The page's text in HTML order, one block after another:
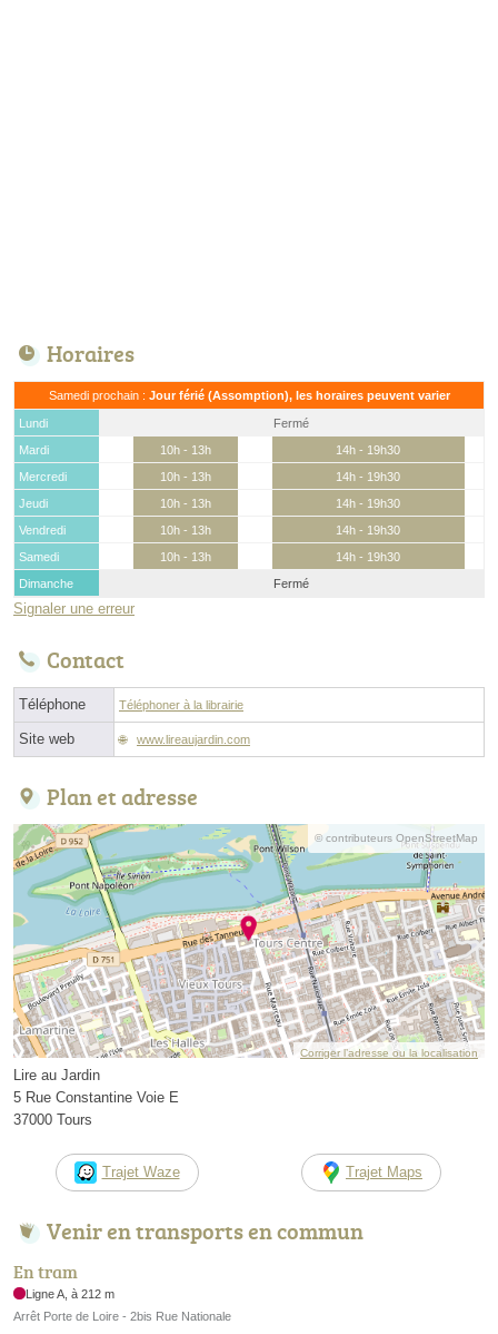
Horaires
Samedi prochain : Jour férié (Assomption), les horaires peuvent varier
Lundi
Fermé
Mardi
10h - 13h
14h - 19h30
Mercredi
10h - 13h
14h - 19h30
Jeudi
10h - 13h
14h - 19h30
Vendredi
10h - 13h
14h - 19h30
Samedi
10h - 13h
14h - 19h30
Dimanche
Fermé
Signaler une erreur
Contact
Téléphone Téléphoner à la librairie
Site web www.lireaujardin.com
Plan et adresse
© contributeurs OpenStreetMap
Corriger l’adresse ou la localisation
Lire au Jardin
5 Rue Constantine Voie E
37000 Tours
Trajet Waze Trajet Maps
Venir en transports en commun
En tram
Ligne A, à 212 m
Arrêt Porte de Loire - 2bis Rue Nationale